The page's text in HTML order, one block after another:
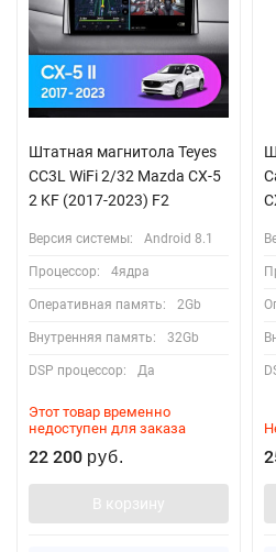
Штатная магнитола Teyes
CC3L WiFi 2/32 Mazda CX-5
2 KF (2017-2023) F2
Версия системы: Android 8.1
Процессор: 4ядра
Оперативная память: 2Gb
Внутренняя память: 32Gb
DSP процессор: Да
Этот товар временно
недоступен для заказа
22 200 руб.
В корзину